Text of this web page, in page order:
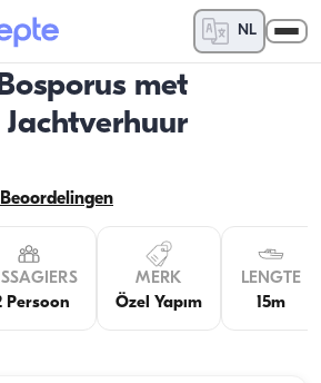
NL
met
Beoordelingen
Persoon
MERK
Özel Yapım
LENGTE
15m